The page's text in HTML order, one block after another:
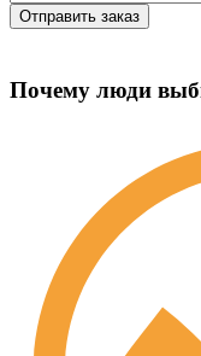
Почему люди